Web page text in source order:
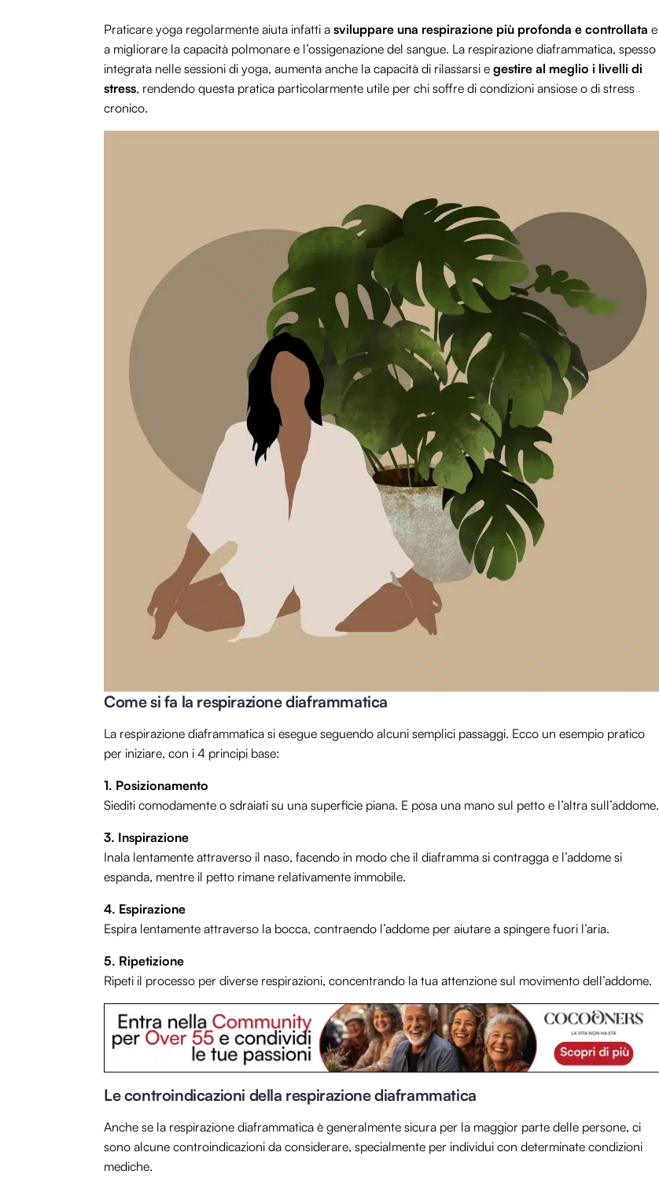
Praticare yoga regolarmente aiuta infatti a sviluppare una respirazione più profonda e controllata e
a migliorare la capacità polmonare e l’ossigenazione del sangue. La respirazione diaframmatica, spesso
integrata nelle sessioni di yoga, aumenta anche la capacità di rilassarsi e gestire al meglio i livelli di
stress, rendendo questa pratica particolarmente utile per chi soffre di condizioni ansiose o di stress
cronico.
Come si fa la respirazione diaframmatica
La respirazione diaframmatica si esegue seguendo alcuni semplici passaggi. Ecco un esempio pratico
per iniziare, con i 4 principi base:
1. Posizionamento
Siediti comodamente o sdraiati su una superficie piana. E posa una mano sul petto e l’altra sull’addome.
3. Inspirazione
Inala lentamente attraverso il naso, facendo in modo che il diaframma si contragga e l’addome si
espanda, mentre il petto rimane relativamente immobile.
4. Espirazione
Espira lentamente attraverso la bocca, contraendo l’addome per aiutare a spingere fuori l’aria.
5. Ripetizione
Ripeti il processo per diverse respirazioni, concentrando la tua attenzione sul movimento dell’addome.
Le controindicazioni della respirazione diaframmatica
Anche se la respirazione diaframmatica è generalmente sicura per la maggior parte delle persone, ci
sono alcune controindicazioni da considerare, specialmente per individui con determinate condizioni
mediche.